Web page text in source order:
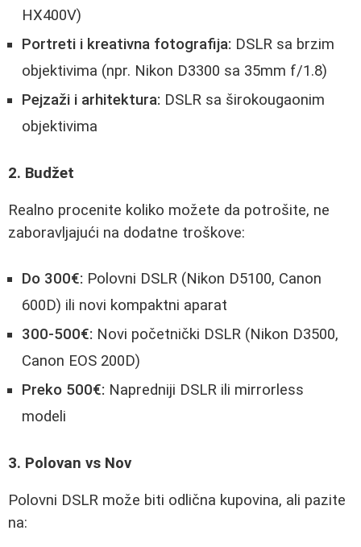
HX400V)
Portreti i kreativna fotografija: DSLR sa brzim
objektivima (npr. Nikon D3300 sa 35mm f/1.8)
Pejzaži i arhitektura: DSLR sa širokougaonim
objektivima
2. Budžet
Realno procenite koliko možete da potrošite, ne
zaboravljajući na dodatne troškove:
Do 300€: Polovni DSLR (Nikon D5100, Canon
600D) ili novi kompaktni aparat
300-500€: Novi početnički DSLR (Nikon D3500,
Canon EOS 200D)
Preko 500€: Napredniji DSLR ili mirrorless
modeli
3. Polovan vs Nov
Polovni DSLR može biti odlična kupovina, ali pazite
na: